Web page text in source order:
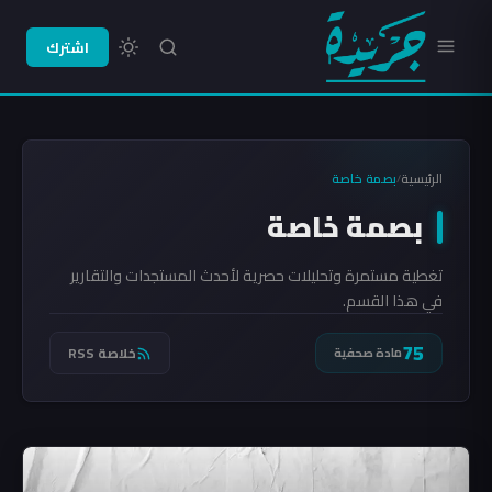
اشترك
الرئيسية/بصمة خاصة
بصمة خاصة
تغطية مستمرة وتحليلات حصرية لأحدث المستجدات والتقارير
في هذا القسم.
75مادة صحفية خلاصة RSS